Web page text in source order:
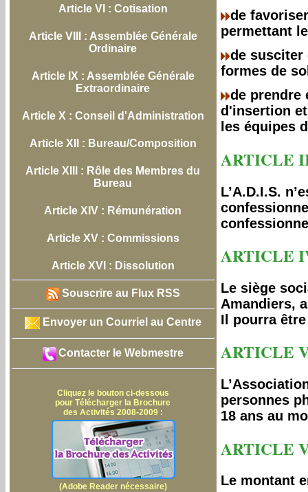
Article VI : Cotisation
Article VIII : Assemblée Générale
Ordinaire
Article IX : Assemblée Générale
Extraordinaire
Article X : Conseil d'Administration
Article XII : Bureau/Composition
Article XIII : Rôle des Membres du
Bureau
Article XIV : Rémunération
Article XV : Commissions
Article XVI : Dissolution
Souscrire au Flux RSS
Envoyer un Courriel au Centre
Contacter le Webmestre
Cliquez le bouton ci-dessous
pour Télécharger la Brochure
des Activités 2008-2009 :
(Adobe Reader nécessaire)
de
permettant
de susciter
formes de
de prendre
d'insertion
les équipes
ARTICLE
L’A.D.I.S.
ARTICLE
Le siège
Amandiers,
Il pourra
ARTICLE
personnes
18 ans au
ARTICLE
Le montant